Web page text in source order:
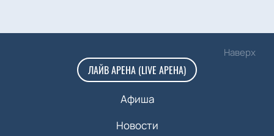
Наверх
ЛАЙВ АРЕНА (LIVE АРЕНА)
Афиша
Новости